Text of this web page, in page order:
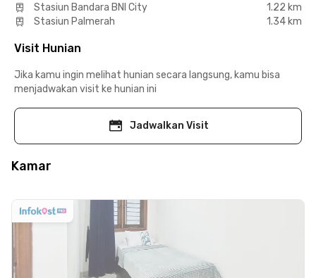
Stasiun Bandara BNI City
1.22 km
Stasiun Palmerah
1.34 km
Visit Hunian
Jika kamu ingin melihat hunian secara langsung, kamu bisa
menjadwakan visit ke hunian ini
Jadwalkan Visit
Kamar